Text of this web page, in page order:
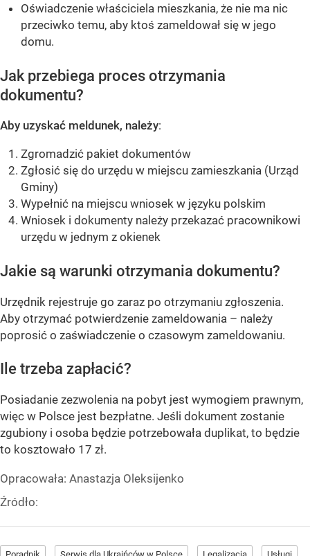
Oświadczenie właściciela mieszkania, że nie ma nic
przeciwko temu, aby ktoś zameldował się w jego
domu.
Jak przebiega proces otrzymania
dokumentu?
Aby uzyskać meldunek, należy:
Zgromadzić pakiet dokumentów
Zgłosić się do urzędu w miejscu zamieszkania (Urząd
Gminy)
Wypełnić na miejscu wniosek w języku polskim
Wniosek i dokumenty należy przekazać pracownikowi
urzędu w jednym z okienek
Jakie są warunki otrzymania dokumentu?
Urzędnik rejestruje go zaraz po otrzymaniu zgłoszenia.
Aby otrzymać potwierdzenie zameldowania – należy
poprosić o zaświadczenie o czasowym zameldowaniu.
Ile trzeba zapłacić?
Posiadanie zezwolenia na pobyt jest wymogiem prawnym,
więc w Polsce jest bezpłatne. Jeśli dokument zostanie
zgubiony i osoba będzie potrzebowała duplikat, to będzie
to kosztowało 17 zł.
Opracowała: Anastazja Oleksijenko
Źródło: